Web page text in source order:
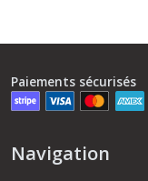
Paiements sécurisés
Navigation